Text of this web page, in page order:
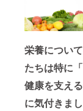
栄養につい
たちは特に
健康を支え
に気付きまし